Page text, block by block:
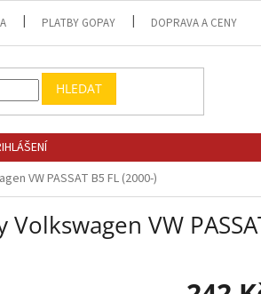
PLATBY GOPAY DOPRAVA A CENY
HLEDAT
VW PASSAT B5 FL (2000-)
VW